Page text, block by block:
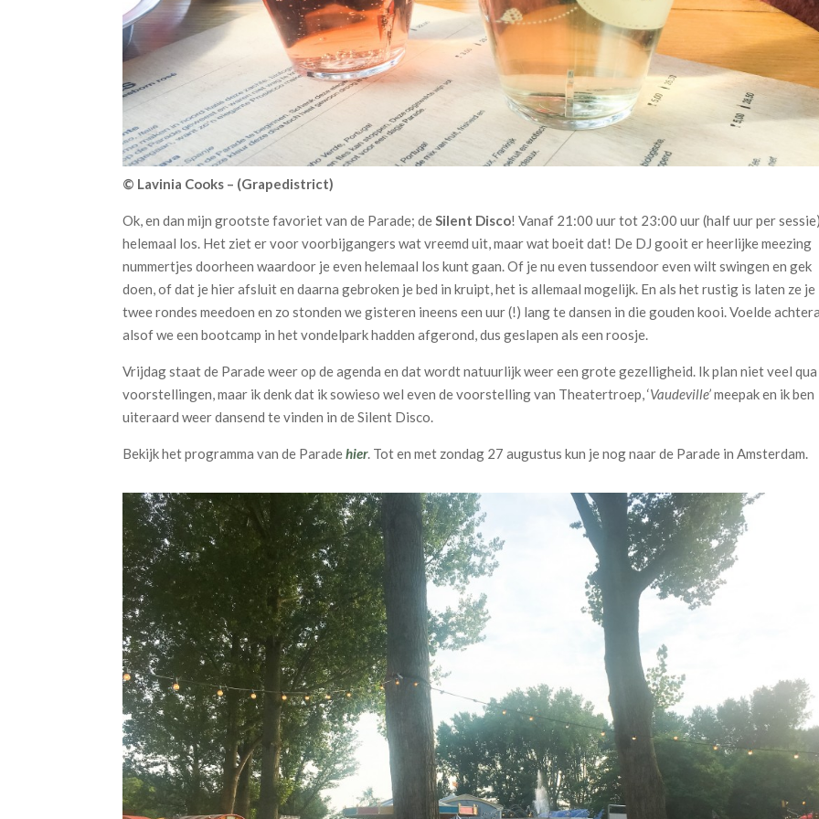
© Lavinia Cooks – (Grapedistrict)
Ok, en dan mijn grootste favoriet van de Parade; de Silent Disco! Vanaf 21:00 uur tot 23:00 uur (half uur per
helemaal los. Het ziet er voor voorbijgangers wat vreemd uit, maar wat boeit dat! De DJ gooit er heerlijke meezing
nummertjes doorheen waardoor je even helemaal los kunt gaan. Of je nu even tussendoor even wilt swingen en gek
doen, of dat je hier afsluit en daarna gebroken je bed in kruipt, het is allemaal mogelijk. En als het rustig is laten ze je
twee rondes meedoen en zo stonden we gisteren ineens een uur (!) lang te dansen in die gouden kooi. Voelde
alsof we een bootcamp in het vondelpark hadden afgerond, dus geslapen als een roosje.
Vrijdag staat de Parade weer op de agenda en dat wordt natuurlijk weer een grote gezelligheid. Ik plan niet veel qua
voorstellingen, maar ik denk dat ik sowieso wel even de voorstelling van Theatertroep, ‘Vaudeville’meepak en ik ben
uiteraard weer dansend te vinden in de Silent Disco.
Bekijk het programma van de Paradehier. Tot en met zondag 27 augustus kun je nog naar de Parade in Amsterdam.